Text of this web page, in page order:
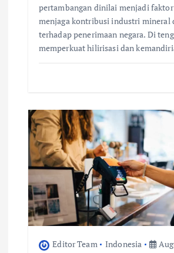
pertambangan dinilai menjadi
menjaga kontribusi industri mineral
terhadap penerimaan negara. Di
memperkuat hilirisasi dan
Editor Team Indonesia